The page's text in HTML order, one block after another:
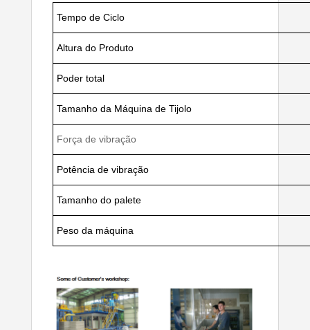
Tempo de Ciclo
Altura do Produto
Poder total
Tamanho da Máquina de Tijolo
Força de vibração
Potência de vibração
Tamanho do palete
Peso da máquina